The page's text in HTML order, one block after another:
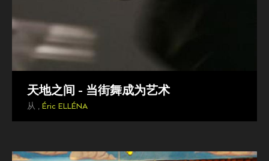
天地之间 - 当街舞成为艺术
从 , Éric ELLÉNA